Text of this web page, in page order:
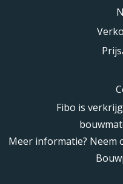
Fibo is
Meer informatie? Neem